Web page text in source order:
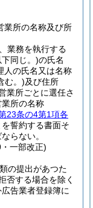
業所の名称及び所
業務を執行する
同じ。)の氏名
人の氏名又は名称
む。)及び住所
業所ごとに選任さ
所の名称
23条の4第1項各
誓約する書面そ
らない。
一部改正)
の提出があつた
否する場合を除く
告業者登録簿に